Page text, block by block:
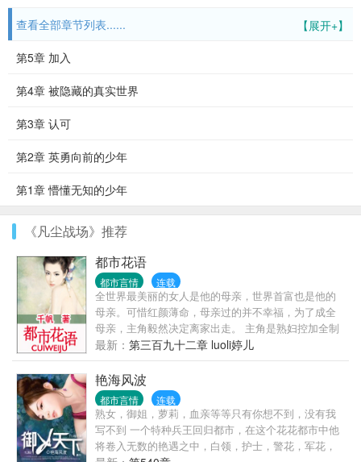
【展开+】
查看全部章节列表......
第5章 加入
第4章 被隐藏的真实世界
第3章 认可
第2章 英勇向前的少年
第1章 懵懂无知的少年
《凡尘战场》推荐
都市花语
都市言情 连载
全世界最美丽的女人是他的母亲，世界首富也是他的
母亲。可惜红颜薄命，母亲过的并不幸福，为了成全
母亲，主角毅然决定离家出走。 主角是熟妇控加全制
服控，嗯，还喜欢角色扮演。且看主角如何在香艳的
都市演绎香艳的生活。
最新： 第三百九十二章 luoli婷儿
艳海风波
都市言情 连载
熟女，御姐，萝莉，血亲等等只有你想不到，没有我
写不到 一个特种兵王回归都市，在这个花花都市中他
将卷入无数的艳遇之中，白领，护士，警花，军花，